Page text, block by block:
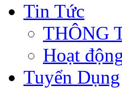
Tin Tức
THÔNG
Hoạt
Tuyển Dụng